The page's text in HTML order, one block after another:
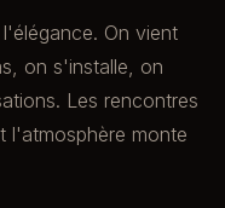
On vient
on s'installe, on
Les rencontres
l'atmosphère monte